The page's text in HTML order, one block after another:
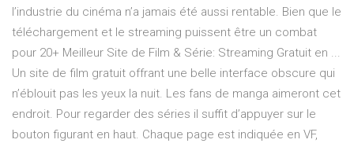
l’industrie du cinéma n’a jamais été aussi rentable. Bien que le
téléchargement et le streaming puissent être un combat
pour 20+ Meilleur Site de Film & Série: Streaming Gratuit en ...
Un site de film gratuit offrant une belle interface obscure qui
n’éblouit pas les yeux la nuit. Les fans de manga aimeront cet
endroit. Pour regarder des séries il suffit d’appuyer sur le
bouton figurant en haut. Chaque page est indiquée en VF,